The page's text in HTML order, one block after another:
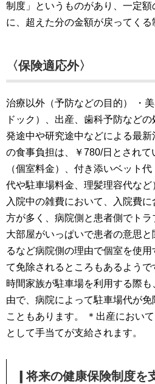
制度」というものがあり、一定
に、超えた分の金額が戻ってくる
〈保険適応外〉
治療以外（予防などの目的）
・
ドック）、出産、歯科予防などの
発途中や研究途中などによる最新
の食事負担は、￥780/日とされて
（個室料金）、付き添いベット代
代や駐車場料金、理髪理容代など
入院中の雑費において、入院費
方が多く、病院側と患者側でトラ
大部屋がいっぱいで患者の意思
るなど病院側の理由で個室を使
て免除されるところもあるよう
時間家族が駐車場を利用する際
由で、病院によって駐車場代が
こともあります。
＊出産におい
として手当てが支給されます。
❙将来の健康保険制度を